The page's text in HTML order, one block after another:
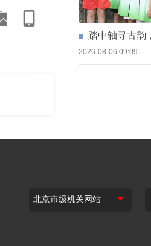
踏中轴寻古韵
2026-08-06 09:09